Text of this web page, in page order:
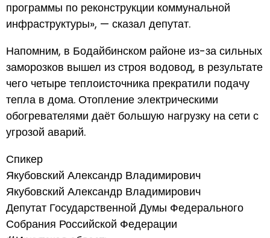
программы по реконструкции коммунальной
инфраструктуры», — сказал депутат.
Напомним, в Бодайбинском районе из-за сильных
заморозков вышел из строя водовод, в результате
чего четыре теплоисточника прекратили подачу
тепла в дома. Отопление электрическими
обогревателями даёт большую нагрузку на сети с
угрозой аварий.
Спикер
Якубовский Александр Владимирович
Якубовский Александр Владимирович
Депутат Государственной Думы Федерального
Собрания Российской Федерации